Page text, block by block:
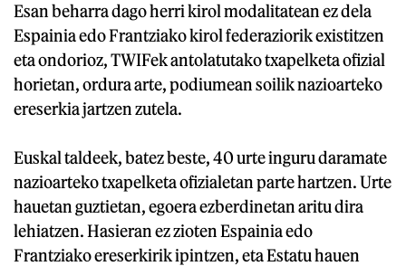
Esan beharra dago herri kirol modalitatean ez dela
Espainia edo Frantziako kirol federaziorik existitzen
eta ondorioz, TWIFek antolatutako txapelketa ofizial
horietan, ordura arte, podiumean soilik nazioarteko
ereserkia jartzen zutela.
Euskal taldeek, batez beste, 40 urte inguru daramate
nazioarteko txapelketa ofizialetan parte hartzen. Urte
hauetan guztietan, egoera ezberdinetan aritu dira
lehiatzen. Hasieran ez zioten Espainia edo
Frantziako ereserkirik ipintzen, eta Estatu hauen